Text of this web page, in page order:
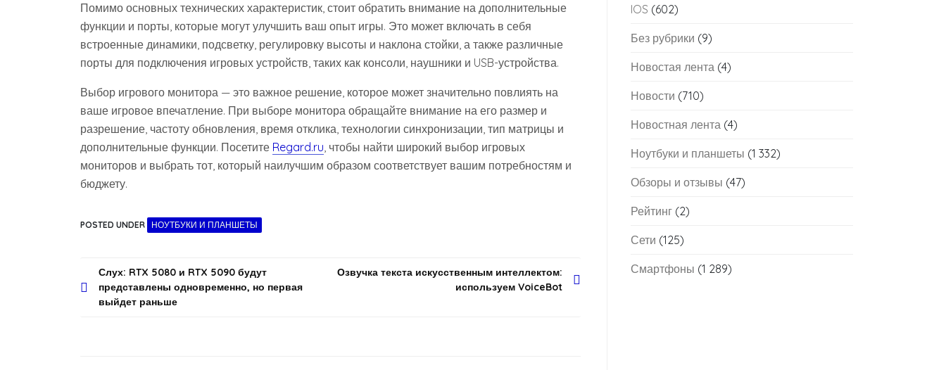
Помимо основных технических характеристик, стоит обратить внимание на дополнительные
функции и порты, которые могут улучшить ваш опыт игры. Это может включать в себя
встроенные динамики, подсветку, регулировку высоты и наклона стойки, а также различные
порты для подключения игровых устройств, таких как консоли, наушники и USB-устройства.
Выбор игрового монитора — это важное решение, которое может значительно повлиять на
ваше игровое впечатление. При выборе монитора обращайте внимание на его размер и
разрешение, частоту обновления, время отклика, технологии синхронизации, тип матрицы и
дополнительные функции. Посетите Regard.ru, чтобы найти широкий выбор игровых
мониторов и выбрать тот, который наилучшим образом соответствует вашим потребностям и
бюджету.
POSTED UNDER НОУТБУКИ И ПЛАНШЕТЫ
Навигация
по
Слух: RTX 5080 и RTX 5090 будут
представлены одновременно, но первая
выйдет раньше
Озвучка текста искусственным интеллектом:
используем VoiceBot
IOS (602)
Без рубрики (9)
Новостая лента (4)
Новости (710)
Новостная лента (4)
Ноутбуки и планшеты (1 332)
Обзоры и отзывы (47)
Рейтинг (2)
Сети (125)
Смартфоны (1 289)